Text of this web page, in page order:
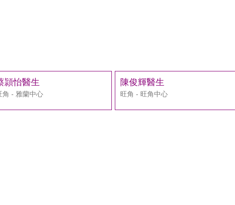
頴怡醫生
角 - 雅蘭中心
陳俊輝醫生
旺角 - 旺角中心